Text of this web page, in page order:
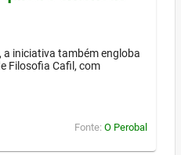
iniciativa também engloba
Filosofia Cafil, com
Fonte: O Perobal